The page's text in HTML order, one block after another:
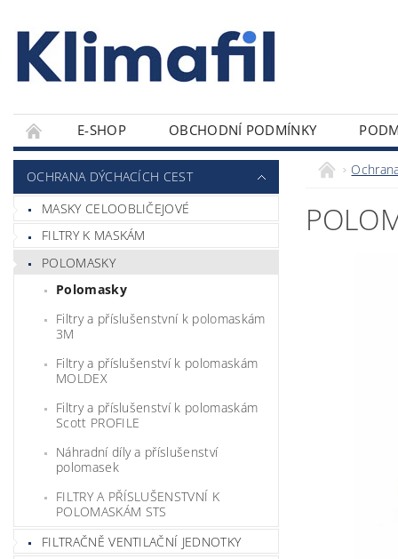
E-SHOP OBCHODNÍ PODMÍNKY
OCHRANA DÝCHACÍCH CEST
MASKY CELOOBLIČEJOVÉ
FILTRY K MASKÁM
POLOMASKY
Polomasky
Filtry a příslušenstvní k polomaskám
3M
Filtry a příslušenství k polomaskám
MOLDEX
Filtry a příslušenství k polomaskám
Scott PROFILE
Náhradní díly a příslušenství
polomasek
FILTRY A PŘÍSLUŠENSTVNÍ K
POLOMASKÁM STS
FILTRAČNĚ VENTILAČNÍ JEDNOTKY